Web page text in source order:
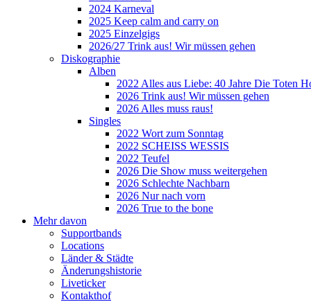
2024 Karneval
2025 Keep calm and carry on
2025 Einzelgigs
2026/27 Trink aus! Wir müssen gehen
Diskographie
Alben
2022 Alles aus Liebe: 40 Jahre Die Toten
2026 Trink aus! Wir müssen gehen
2026 Alles muss raus!
Singles
2022 Wort zum Sonntag
2022 SCHEISS WESSIS
2022 Teufel
2026 Die Show muss weitergehen
2026 Schlechte Nachbarn
2026 Nur nach vorn
2026 True to the bone
Mehr davon
Supportbands
Locations
Länder & Städte
Änderungshistorie
Liveticker
Kontakthof